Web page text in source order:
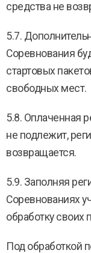
средства не
5.7.
Соревнования
стартовых
свободных мест.
5.8. Оплаченная
не подлежит,
возвращается.
5.9. Заполняя
Соревнованиях
обработку своих
Под обработкой